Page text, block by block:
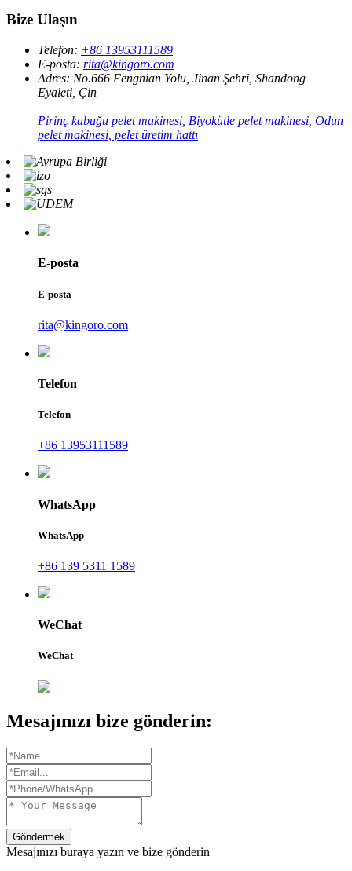
Bize Ulaşın
Telefon: +86 13953111589
E-posta: rita@kingoro.com
Adres: No.666 Fengnian Yolu, Jinan Şehri, Shandong
Eyaleti, Çin
Pirinç kabuğu pelet makinesi, Biyokütle pelet makinesi, Odun
pelet makinesi, pelet üretim hattı
E-posta
E-posta
rita@kingoro.com
Telefon
Telefon
+86 13953111589
WhatsApp
WhatsApp
+86 139 5311 1589
WeChat
WeChat
Mesajınızı bize gönderin:
Göndermek
Mesajınızı buraya yazın ve bize gönderin